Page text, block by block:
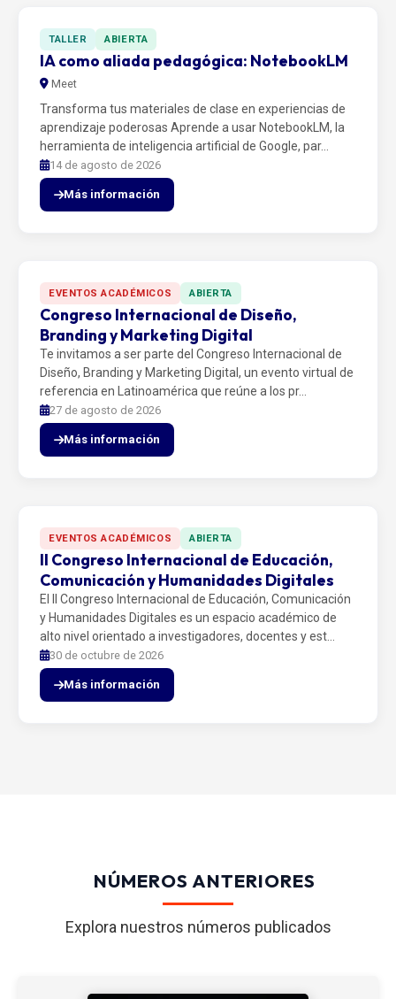
TALLER ABIERTA
IA como aliada pedagógica: NotebookLM
Meet
Transforma tus materiales de clase en experiencias de
aprendizaje poderosas Aprende a usar NotebookLM, la
herramienta de inteligencia artificial de Google, par…
14 de agosto de 2026
Más información
EVENTOS ACADÉMICOS ABIERTA
Congreso Internacional de Diseño,
Branding y Marketing Digital
Te invitamos a ser parte del Congreso Internacional de
Diseño, Branding y Marketing Digital, un evento virtual de
referencia en Latinoamérica que reúne a los pr…
27 de agosto de 2026
Más información
EVENTOS ACADÉMICOS ABIERTA
II Congreso Internacional de Educación,
Comunicación y Humanidades Digitales
El II Congreso Internacional de Educación, Comunicación
y Humanidades Digitales es un espacio académico de
alto nivel orientado a investigadores, docentes y est…
30 de octubre de 2026
Más información
NÚMEROS ANTERIORES
Explora nuestros números publicados